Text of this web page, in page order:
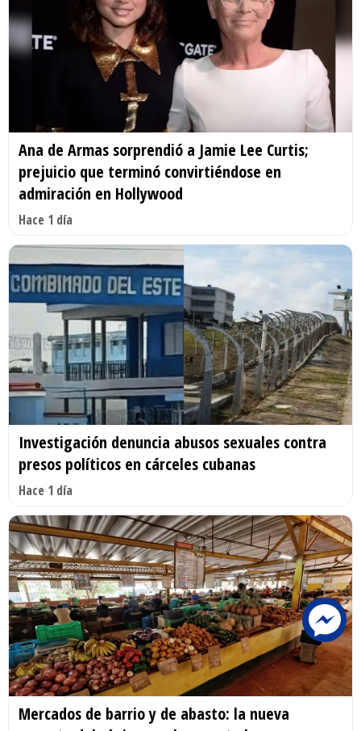
Ana de Armas sorprendió a Jamie Lee Curtis;
prejuicio que terminó convirtiéndose en
admiración en Hollywood
Hace 1 día
Investigación denuncia abusos sexuales contra
presos políticos en cárceles cubanas
Hace 1 día
Mercados de barrio y de abasto: la nueva